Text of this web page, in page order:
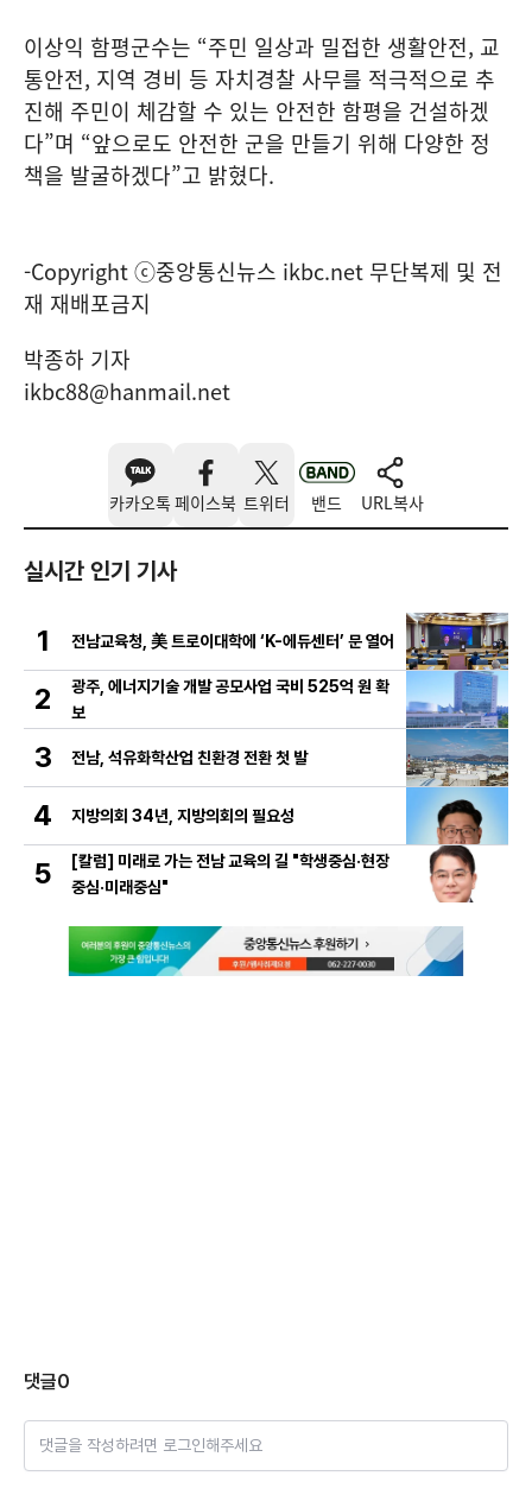
이상익 함평군수는 “주민 일상과 밀접한 생활안전, 교
통안전, 지역 경비 등 자치경찰 사무를 적극적으로 추
진해 주민이 체감할 수 있는 안전한 함평을 건설하겠
다”며 “앞으로도 안전한 군을 만들기 위해 다양한 정
책을 발굴하겠다”고 밝혔다.
-Copyright ⓒ중앙통신뉴스 ikbc.net 무단복제 및 전
재 재배포금지
박종하 기자
ikbc88@hanmail.net
카카오톡 페이스북 트위터 밴드 URL복사
실시간 인기 기사
1 전남교육청, 美 트로이대학에 ‘K-에듀센터’ 문 열어
2
광주, 에너지기술 개발 공모사업 국비 525억 원 확
보
3 전남, 석유화학산업 친환경 전환 첫 발
4 지방의회 34년, 지방의회의 필요성
5
[칼럼] 미래로 가는 전남 교육의 길 "학생중심·현장
중심·미래중심"
댓글0
댓글을 작성하려면 로그인해주세요